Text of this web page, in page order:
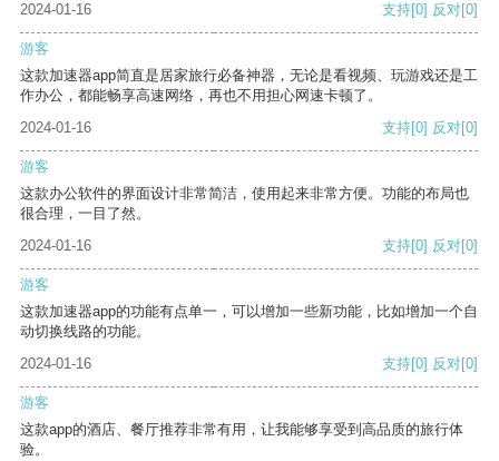
2024-01-16
支持[0] 反对[0]
游客
这款加速器app简直是居家旅行必备神器，无论是看视频、玩游戏还是工
作办公，都能畅享高速网络，再也不用担心网速卡顿了。
2024-01-16
支持[0] 反对[0]
游客
这款办公软件的界面设计非常简洁，使用起来非常方便。功能的布局也
很合理，一目了然。
2024-01-16
支持[0] 反对[0]
游客
这款加速器app的功能有点单一，可以增加一些新功能，比如增加一个自
动切换线路的功能。
2024-01-16
支持[0] 反对[0]
游客
这款app的酒店、餐厅推荐非常有用，让我能够享受到高品质的旅行体
验。